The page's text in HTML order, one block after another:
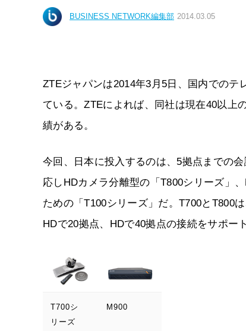
BUSINESS NETWORK編集部 2014.03.05
ZTEジャパンは2014年3月5日、国内での
ている。ZTEによれば、同社は現在40以上
績がある。
今回、日本に投入するのは、5拠点までの
応しHDカメラ分離型の「T800シリーズ」
ための「T100シリーズ」だ。T700とT800
HDで20拠点、HDで40拠点の接続をサポー
T700シ
リーズ
M900